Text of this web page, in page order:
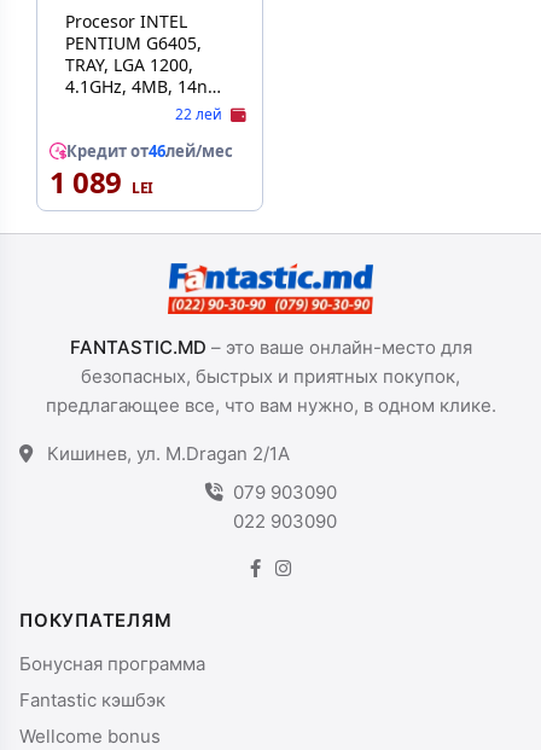
Procesor INTEL
PENTIUM G6405,
TRAY, LGA 1200,
4.1GHz, 4MB, 14nm,
Intel UHD Graphics
Threads
22 лей
Кредит от46лей/мес
1 089
FANTASTIC.MD – это ваше онлайн-место для
безопасных, быстрых и приятных покупок,
предлагающее все, что вам нужно, в одном клике.
Кишинев, ул. M.Dragan 2/1A
079 903090
022 903090
ПОКУПАТЕЛЯМ
Бонусная программа
Fantastic кэшбэк
Wellcome bonus